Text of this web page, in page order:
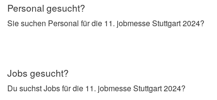
Personal gesucht?
Sie suchen Personal für die 11. jobmesse Stuttgart 2024?
Jobs gesucht?
Du suchst Jobs für die 11. jobmesse Stuttgart 2024?